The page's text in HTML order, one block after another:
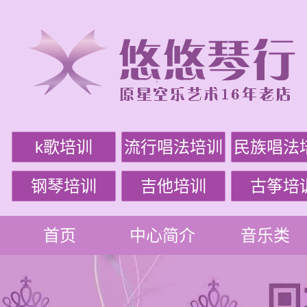
k歌培训 流行唱法培训 民族唱法
钢琴培训 吉他培训 古筝培
首页 中心简介 音乐类